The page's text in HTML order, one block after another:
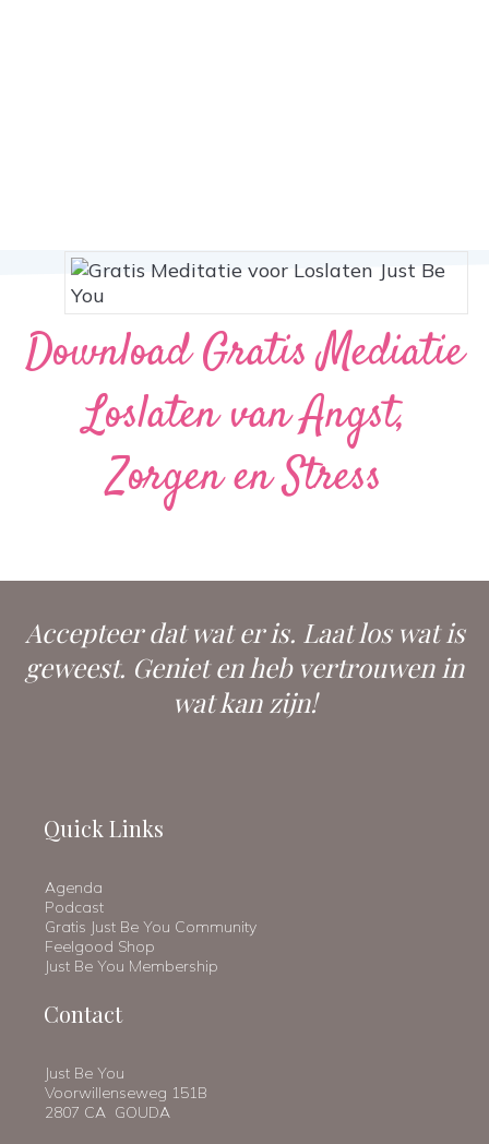
Download Gratis Mediatie
Loslaten van Angst,
Zorgen en Stress
Accepteer dat wat er is. Laat los wat is
geweest. Geniet en heb vertrouwen in
wat kan zijn!
Quick Links
Agenda
Podcast
Gratis Just Be You Community
Feelgood Shop
Just Be You Membership
Contact
Just Be You
Voorwillenseweg 151B
2807 CA GOUDA